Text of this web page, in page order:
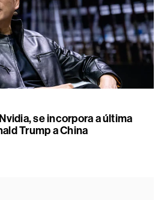
se incorpora a última
Trump a China